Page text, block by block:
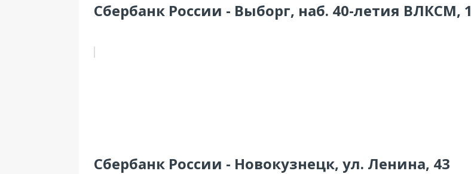
Сбербанк России - Выборг, наб. 40-летия ВЛКСМ, 1
Сбербанк России - Новокузнецк, ул. Ленина, 43